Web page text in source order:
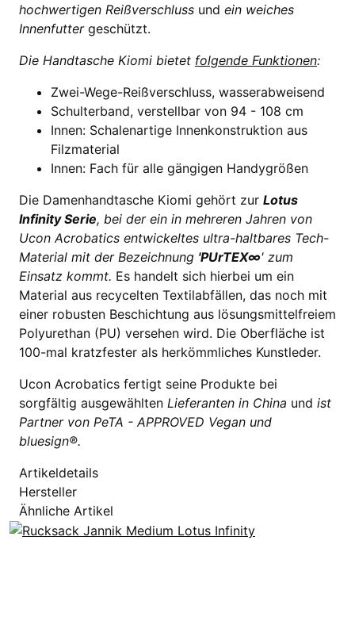
hochwertigen Reißverschluss und ein weiches
Innenfutter geschützt.
Die Handtasche Kiomi bietet folgende Funktionen:
Zwei-Wege-Reißverschluss, wasserabweisend
Schulterband, verstellbar von 94 - 108 cm
Innen: Schalenartige Innenkonstruktion aus
Filzmaterial
Innen: Fach für alle gängigen Handygrößen
Die Damenhandtasche Kiomi gehört zur Lotus
Infinity Serie, bei der ein in mehreren Jahren von
Ucon Acrobatics entwickeltes ultra-haltbares Tech-
Material mit der Bezeichnung 'PUrTEX∞' zum
Einsatz kommt. Es handelt sich hierbei um ein
Material aus recycelten Textilabfällen, das noch mit
einer robusten Beschichtung aus lösungsmittelfreiem
Polyurethan (PU) versehen wird. Die Oberfläche ist
100-mal kratzfester als herkömmliches Kunstleder.
Ucon Acrobatics fertigt seine Produkte bei
sorgfältig ausgewählten Lieferanten in China und ist
Partner von PeTA - APPROVED Vegan und
bluesign®.
Artikeldetails
Hersteller
Ähnliche Artikel